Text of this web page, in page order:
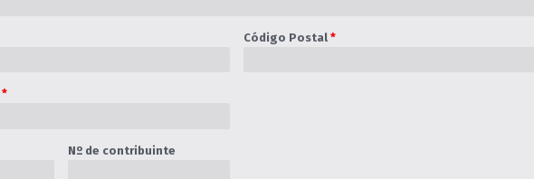
*
Código Postal *
Nº de contribuinte